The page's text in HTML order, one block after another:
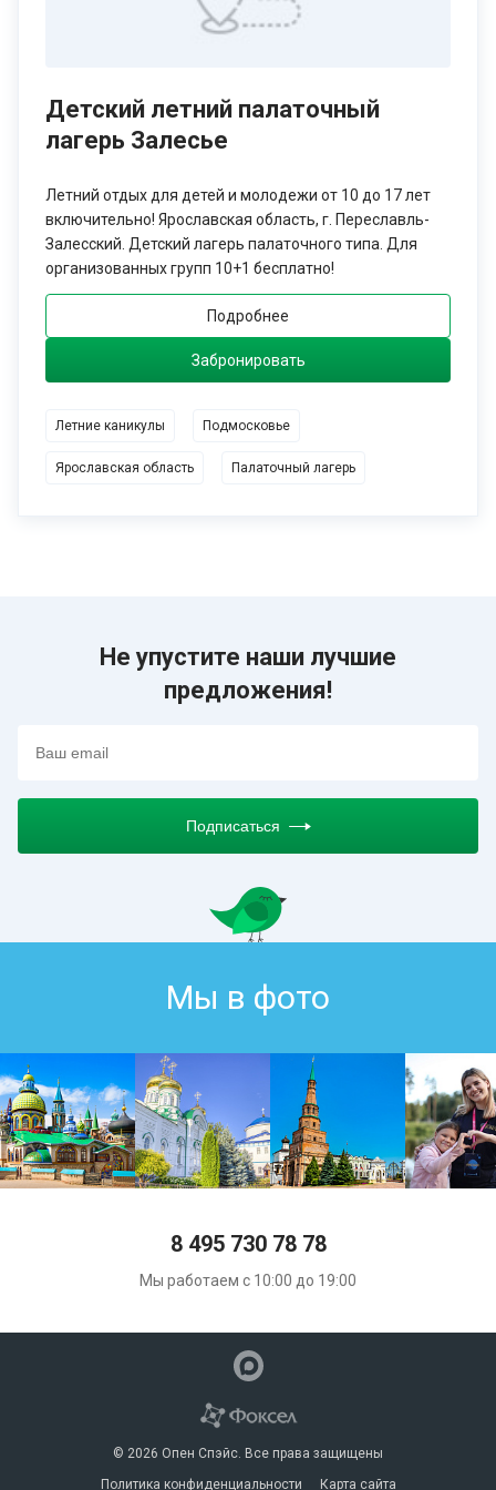
Конечно, выбрать приключение для детей на летние
предложений, среди которых есть как именитые лагеря с
большой историей - Орлёнок, Буревестник, так и новые -
например, Компьютерия в Тверской области.
В широком спектре направлений, стран и ценовых
предложений родителям вместе с детьми на семейном
совете остается только выбрать детский лагерь на летние
каникулы 2020, а туроператор Опен Спэйс вас поддержит и
Детский летний палаточный
лагерь Залесье
Летний отдых для детей и молодежи от 10 до 17 лет
включительно! Ярославская область, г. Переславль-
Залесский. Детский лагерь палаточного типа. Для
организованных групп 10+1 бесплатно!
Подробнее
Забронировать
Летние каникулы Подмосковье
Ярославская область Палаточный лагерь
Не упустите наши лучшие
предложения!
Подписаться
Мы в фото
8 495 730 78 78
Мы работаем с 10:00 до 19:00
© 2026 Опен Спэйс. Все права защищены
Политика конфиденциальности
Карта сайта